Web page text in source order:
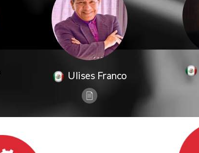
Ulises Franco